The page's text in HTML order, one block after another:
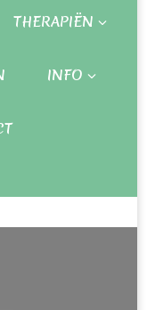
THERAPIËN
INFO